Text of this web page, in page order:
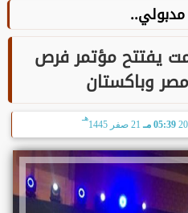
يفتتح مؤتمر فرص
وباكستان
05:39 مـ 21 صفر 1445
هـ